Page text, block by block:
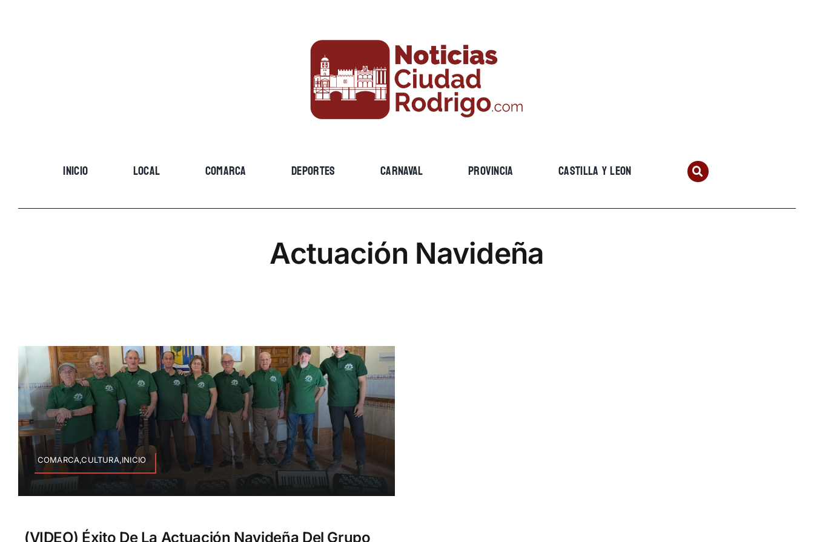
INICIO LOCAL COMARCA DEPORTES CARNAVAL PROVINCIA CASTILLA Y LEON
Actuación Navideña
COMARCA,CULTURA,INICIO
(VIDEO) Éxito De La Actuación Navideña Del Grupo